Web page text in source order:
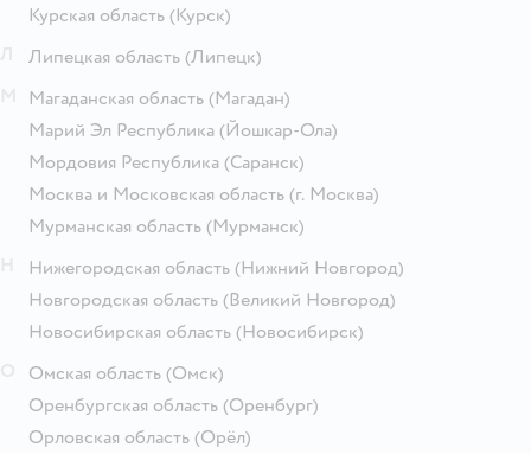
Курская область (Курск)
Липецкая область (Липецк)
Магаданская область (Магадан)
Марий Эл Республика (Йошкар-Ола)
Мордовия Республика (Саранск)
Москва и Московская область (г. Москва)
Мурманская область (Мурманск)
Нижегородская область (Нижний Новгород)
Новгородская область (Великий Новгород)
Новосибирская область (Новосибирск)
Омская область (Омск)
Оренбургская область (Оренбург)
Орловская область (Орёл)